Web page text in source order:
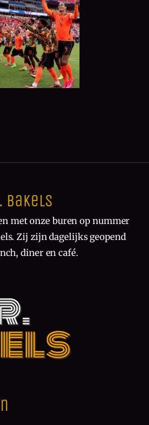
Bakels
met onze buren op nummer
Zij zijn dagelijks geopend
diner en café.